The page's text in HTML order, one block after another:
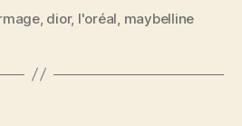
, dior, l'oréal maybelline